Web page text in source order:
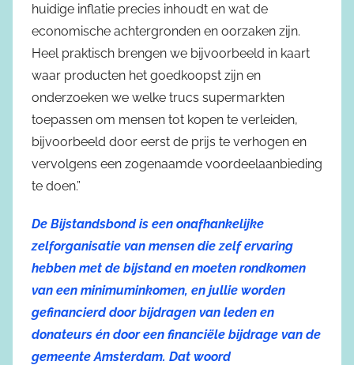
huidige inflatie precies inhoudt en wat de
economische achtergronden en oorzaken zijn.
Heel praktisch brengen we bijvoorbeeld in kaart
waar producten het goedkoopst zijn en
onderzoeken we welke trucs supermarkten
toepassen om mensen tot kopen te verleiden,
bijvoorbeeld door eerst de prijs te verhogen en
vervolgens een zogenaamde voordeelaanbieding
te doen.”
De Bijstandsbond is een onafhankelijke
zelforganisatie van mensen die zelf ervaring
hebben met de bijstand en moeten rondkomen
van een minimuminkomen, en jullie worden
gefinancierd door bijdragen van leden en
donateurs én door een financiële bijdrage van de
gemeente Amsterdam. Dat woord